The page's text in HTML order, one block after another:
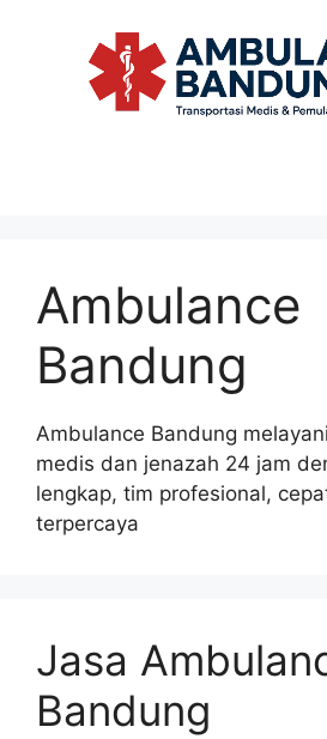
Ambulance
Bandung
Ambulance Bandung
medis dan jenazah 24 jam
lengkap, tim profesional,
terpercaya
Jasa
Bandung